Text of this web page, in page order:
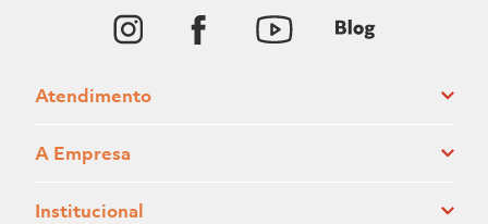
Atendimento
A Empresa
Institucional